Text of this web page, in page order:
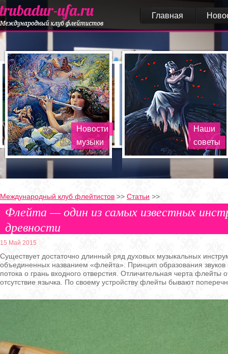
Главная
Новости
музыки
Наши
советы
Международный клуб флейтистов >> Статьи >>
Флейта — один из самых известных
древности
15 Май 2015
Существует достаточно длинный ряд духовых музыкальных
объединенных названием «флейта». Принцип образования
потока о грань входного отверстия. Отличительная черта флейты
отсутствие язычка. По своему устройству флейты бывают